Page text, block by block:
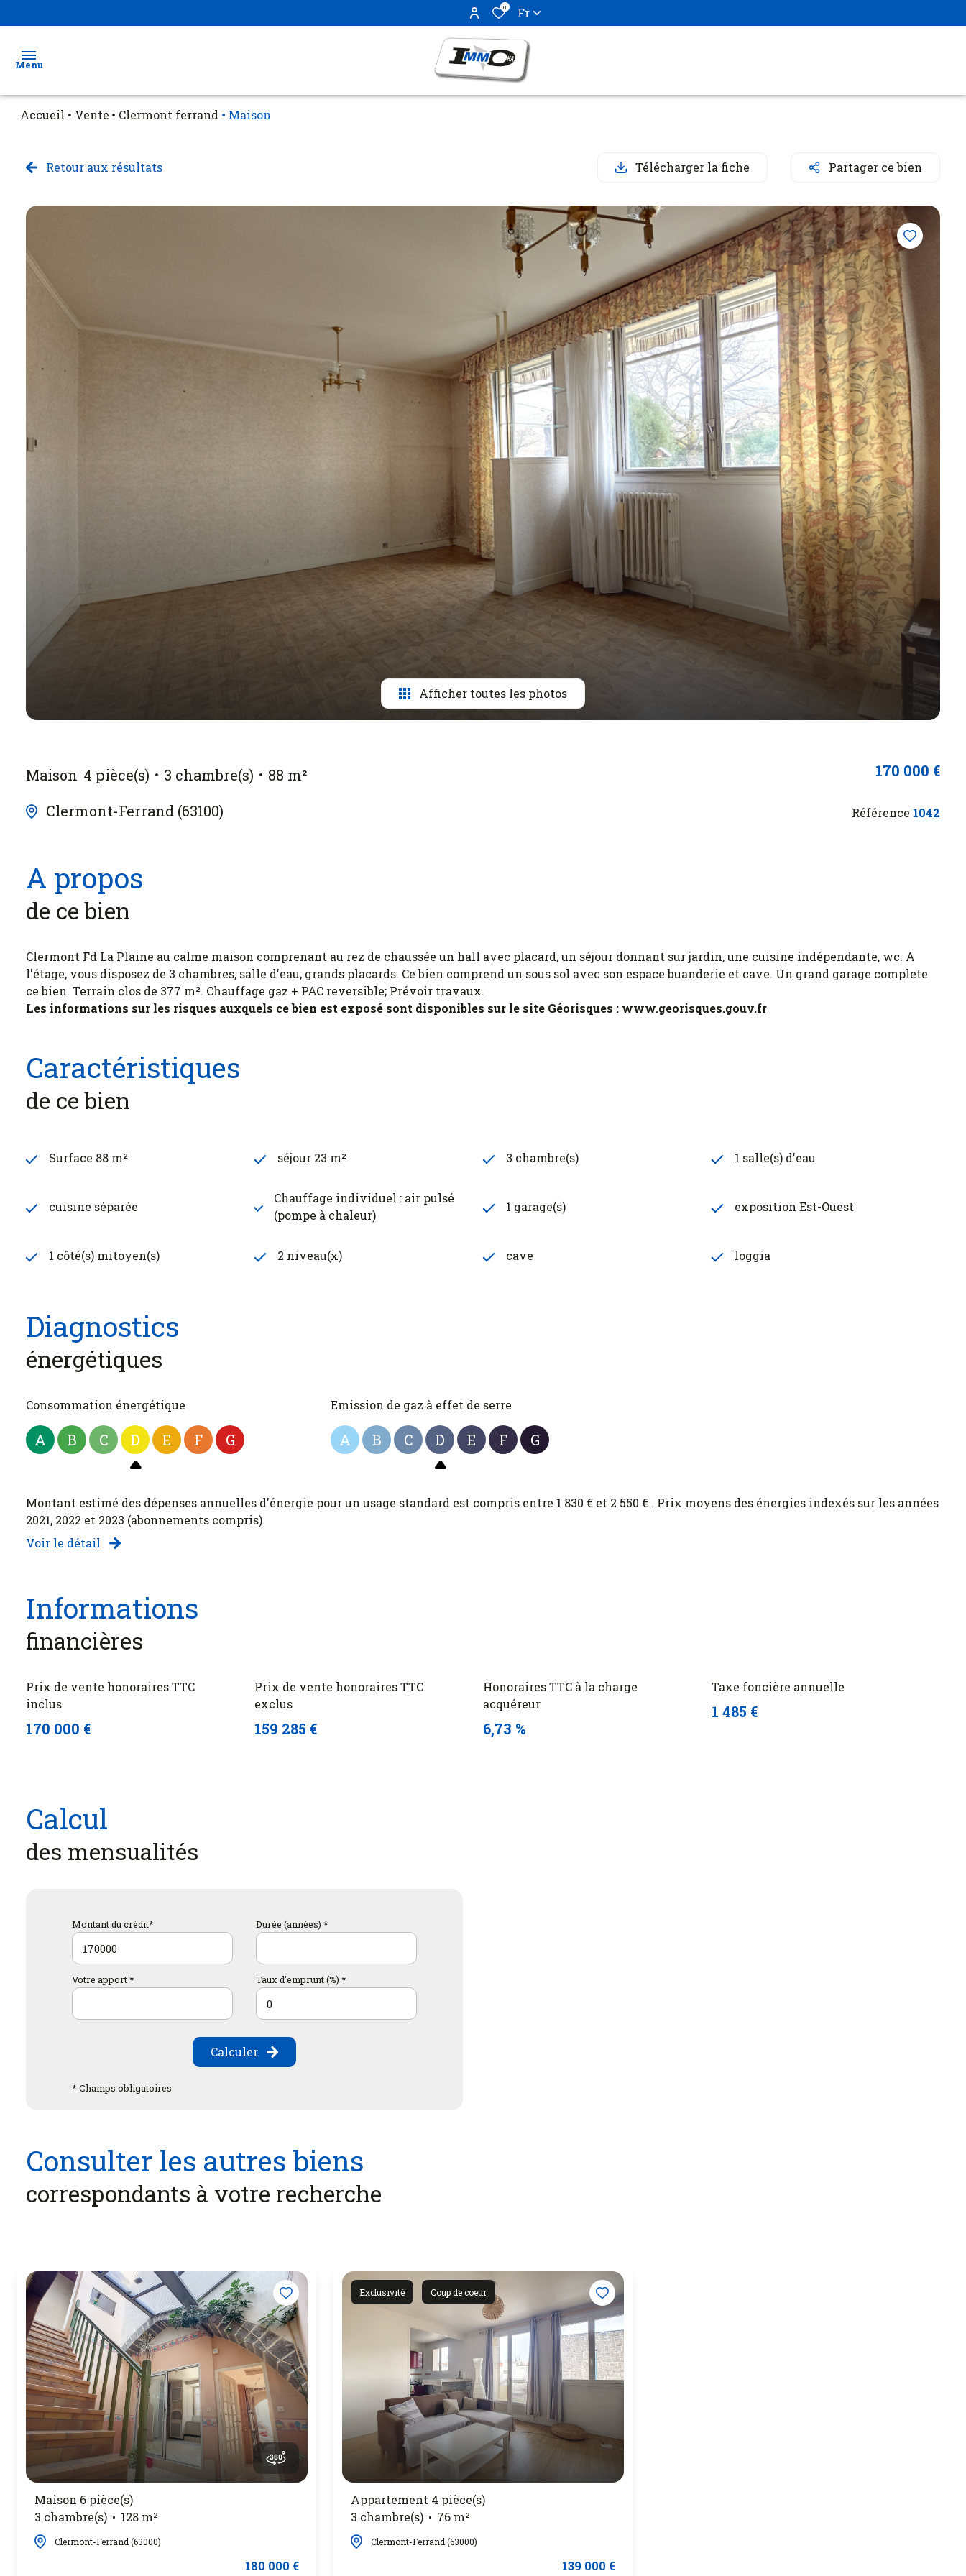
0 Fr
Menu
Locations
Biens
Estimation
Gestion
Contact
Accueil Vente Clermont ferrand Maison
Retour aux résultats Télécharger la fiche Partager ce bien
Afficher toutes les photos
Maison 4 pièce(s) 3 chambre(s)
88 m²
Clermont-Ferrand (63100)
170 000 €
Référence 1042
A propos
de ce bien
Clermont Fd La Plaine au calme maison comprenant au rez de chaussée un hall avec placard, un séjour donnant sur jardin, une cuisine indépendante, wc. A
l'étage, vous disposez de 3 chambres, salle d'eau, grands placards. Ce bien comprend un sous sol avec son espace buanderie et cave. Un grand garage complete
ce bien. Terrain clos de 377 m². Chauffage gaz + PAC reversible; Prévoir travaux.
Les informations sur les risques auxquels ce bien est exposé sont disponibles sur le site Géorisques : www.georisques.gouv.fr
Caractéristiques
de ce bien
Surface 88 m² séjour 23 m² 3 chambre(s) 1 salle(s) d'eau
cuisine séparée
Chauffage individuel : air pulsé
(pompe à chaleur)
1 garage(s) exposition Est-Ouest
1 côté(s) mitoyen(s) 2 niveau(x) cave loggia
Diagnostics
énergétiques
Consommation énergétique
A B C D E F G
Emission de gaz à effet de serre
A B C D E F G
Montant estimé des dépenses annuelles d'énergie pour un usage standard est compris entre 1 830 € et 2 550 € . Prix moyens des énergies indexés sur les années
2021, 2022 et 2023 (abonnements compris).
Voir le détail
Informations
financières
Prix de vente honoraires TTC
inclus
170 000 €
Prix de vente honoraires TTC
exclus
159 285 €
Honoraires TTC à la charge
acquéreur
6,73 %
Taxe foncière annuelle
1 485 €
Calcul
des mensualités
Montant du crédit* Durée (années) *
Votre apport * Taux d'emprunt (%) *
Calculer
* Champs obligatoires
Consulter les autres biens
correspondants à votre recherche
Maison 6 pièce(s)
3 chambre(s)
128 m²
Clermont-Ferrand (63000)
180 000 €
Exclusivité Coup de coeur
Appartement 4 pièce(s)
3 chambre(s)
76 m²
Clermont-Ferrand (63000)
139 000 €